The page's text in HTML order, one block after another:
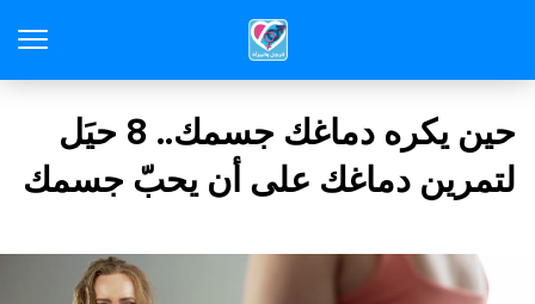
حين يكره دماغك جسمك.. 8 حيَل
لتمرين دماغك على أن يحبّ جسمك